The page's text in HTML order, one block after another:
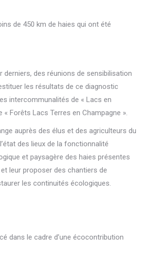
de 450 km de haies qui ont été
derniers, des réunions de sensibilisation
les résultats de ce diagnostic
intercommunalités de « Lacs en
« Forêts Lacs Terres en Champagne ».
auprès des élus et des agriculteurs du
des lieux de la fonctionnalité
et paysagère des haies présentes
leur proposer des chantiers de
les continuités écologiques.
dans le cadre d’une écocontribution